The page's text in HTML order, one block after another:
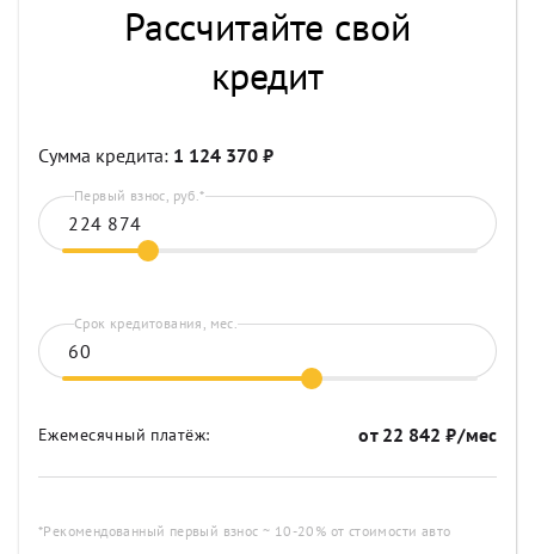
Рассчитайте свой
кредит
Сумма кредита: 1 124 370 ₽
Первый взнос, руб.*
Срок кредитования, мес.
Ежемесячный платёж: от 22 842 ₽/мес
*Рекомендованный первый взнос ~ 10-20% от стоимости авто